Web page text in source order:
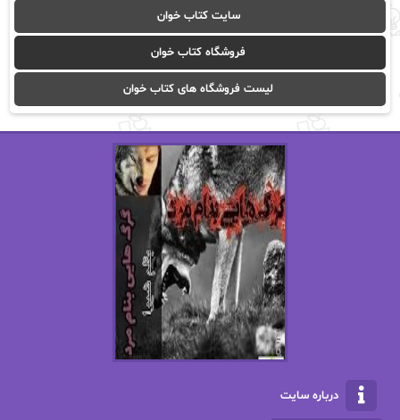
آیدا باقری آیسان صادقی
ا_اصغر زاده ا_اصغرزاده
اریک مورگنشترن از نیلوفر لاری
استل مسکم
اصغر زاده
اکرم محمدی
الف صاد
الکساندر دوما
الناز پاکپور‌
الناز محمدی
سایت کتاب خوان
فروشگاه کتاب خوان
لیست فروشگاه های کتاب خوان
درباره سایت